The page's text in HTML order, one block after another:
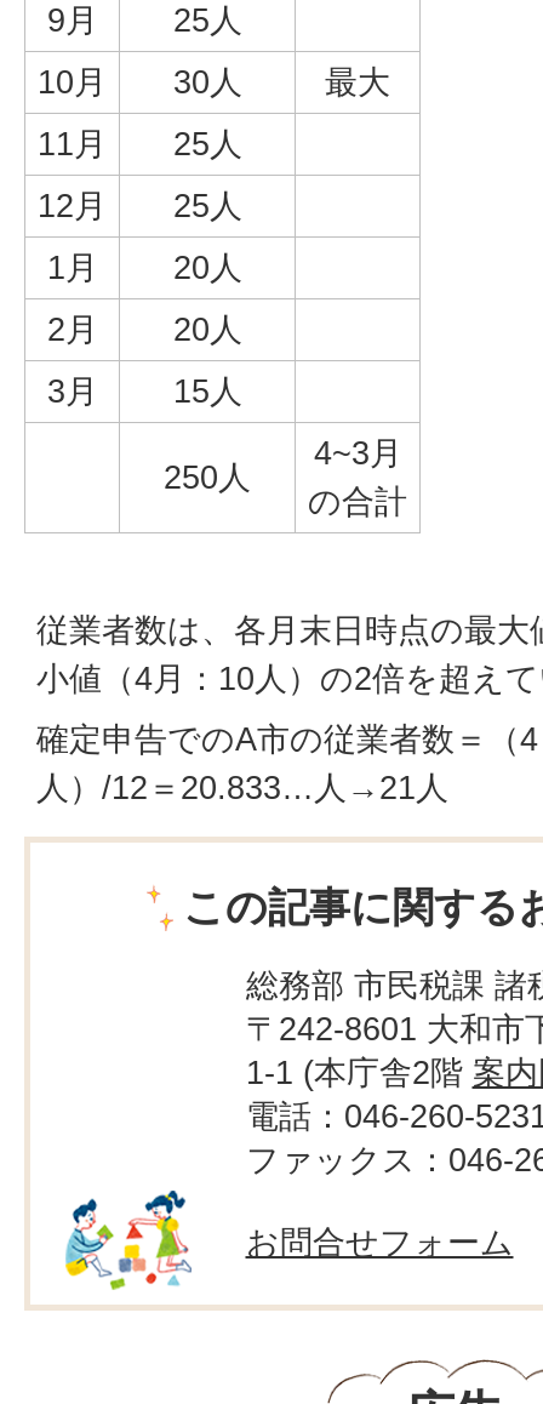
9月
25人
10月
30人
最大
11月
25人
12月
25人
1月
20人
2月
20人
3月
15人
250人
4~3月
の合計
従業者数は、各月末日時点の最
小値（4月：10人）の2倍を超え
確定申告でのA市の従業者数＝（
人）/12＝20.833…人→21人
この記事に関する
総務部 市民税課 諸
〒242-8601 大和市
1-1 (本庁舎2階 案
電話：046-260-
ファックス：046-
お問合せフォーム